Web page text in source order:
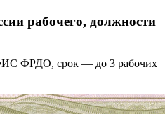
рабочего, должности
ФРДО, срок — до 3 рабочих